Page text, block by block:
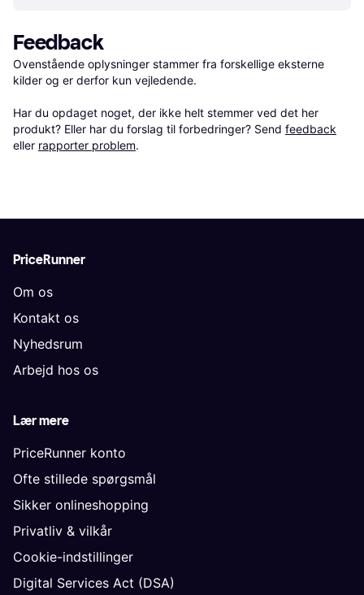
Feedback
Ovenstående oplysninger stammer fra forskellige eksterne
kilder og er derfor kun vejledende.
Har du opdaget noget, der ikke helt stemmer ved det her
produkt? Eller har du forslag til forbedringer? Send feedback
eller rapporter problem.
PriceRunner
Om os
Kontakt os
Nyhedsrum
Arbejd hos os
Lær mere
PriceRunner konto
Ofte stillede spørgsmål
Sikker onlineshopping
Privatliv & vilkår
Cookie-indstillinger
Digital Services Act (DSA)